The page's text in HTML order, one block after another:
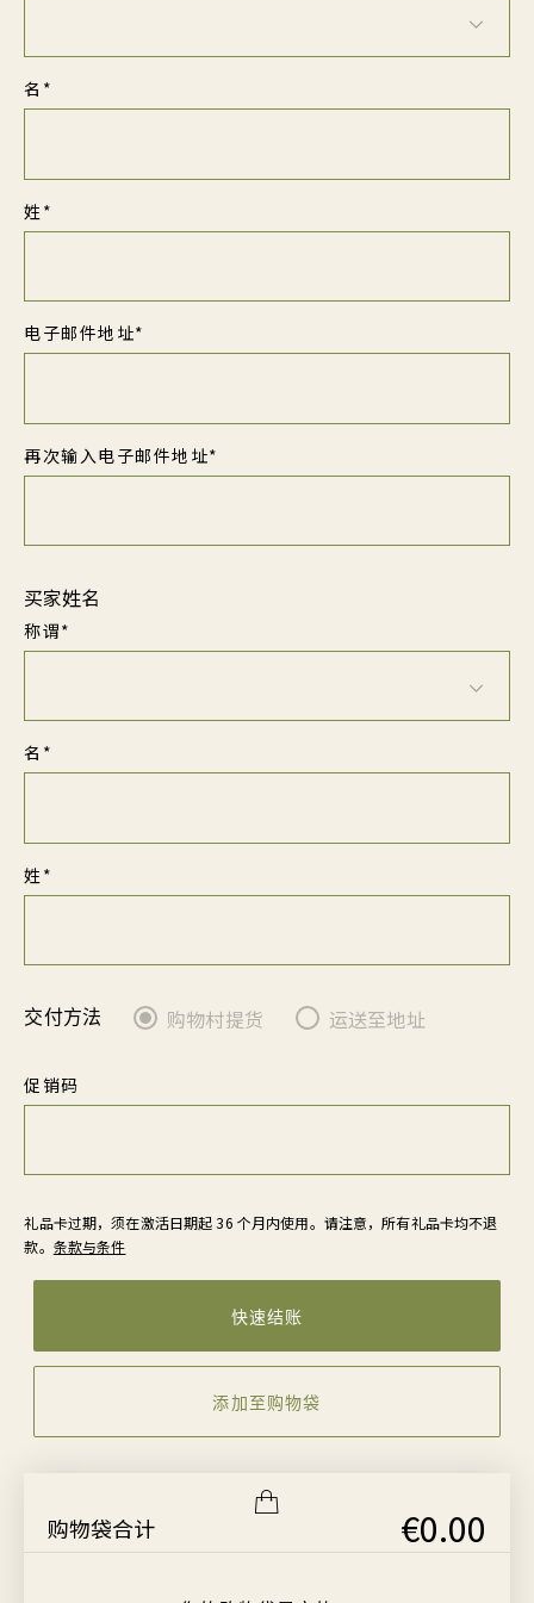
名*
姓*
电子邮件地址*
再次输入电子邮件地址*
买家姓名
称谓*
名*
姓*
交付方法 购物村提货 运送至地址
促销码
礼品卡过期，须在激活日期起 36 个月内使用。请注意，所有礼品卡均不退
款。 条款与条件
添加至购物袋
快速结账
购物袋合计 €0.00